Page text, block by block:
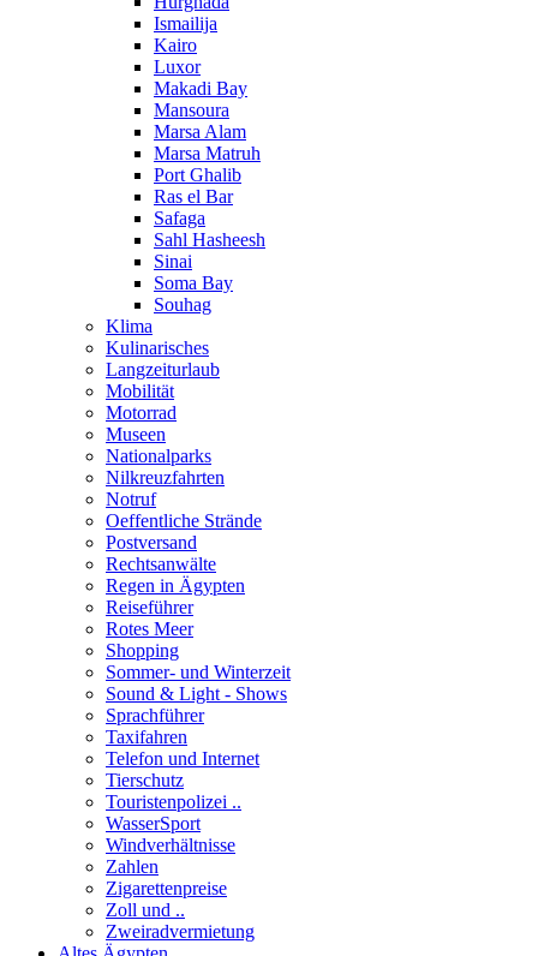
Ismailija
Kairo
Luxor
Makadi Bay
Mansoura
Marsa Alam
Marsa Matruh
Port Ghalib
Ras el Bar
Safaga
Sahl Hasheesh
Sinai
Soma Bay
Souhag
Klima
Kulinarisches
Langzeiturlaub
Mobilität
Motorrad
Museen
Nationalparks
Nilkreuzfahrten
Notruf
Oeffentliche Strände
Postversand
Rechtsanwälte
Regen in Ägypten
Reiseführer
Rotes Meer
Shopping
Sommer- und Winterzeit
Sound & Light - Shows
Sprachführer
Taxifahren
Telefon und Internet
Tierschutz
Touristenpolizei ..
WasserSport
Windverhältnisse
Zahlen
Zigarettenpreise
Zoll und ..
Zweiradvermietung